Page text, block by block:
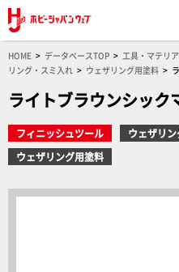
HOME データベースTOP 工具・マテリ
リング・スミ入れ
ウェザリング用塗料
ライトブラウンシック
フィニッシュツール
ウェザリ
ウェザリング用塗料